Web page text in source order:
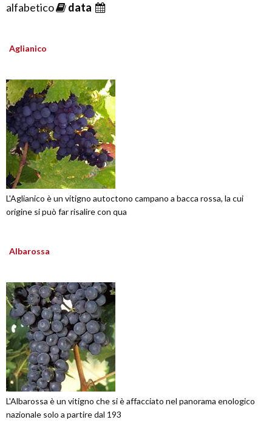
alfabetico
data
Aglianico
L'Aglianico è un vitigno autoctono campano a bacca rossa, la cui
origine si può far risalire con qua
Albarossa
L'Albarossa è un vitigno che si è affacciato nel panorama enologico
nazionale solo a partire dal 193